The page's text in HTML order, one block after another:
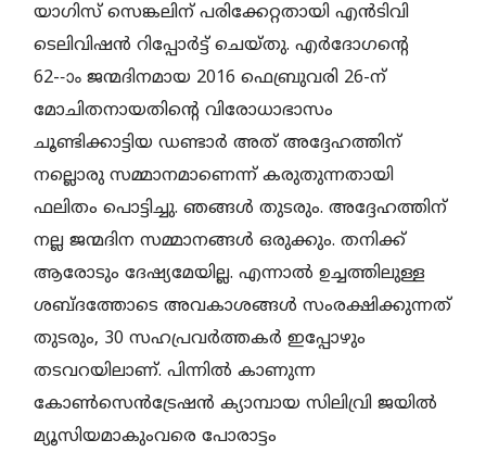
യാഗിസ് സെങ്കലിന് പരിക്കേറ്റതായി എൻടിവി
ടെലിവിഷൻ റിപ്പോർട്ട് ചെയ്തു. എർദോഗന്റെ
62-‐ാം ജന്മദിനമായ 2016 ഫെബ്രുവരി 26-ന്
മോചിതനായതിന്റെ വിരോധാഭാസം
ചൂണ്ടിക്കാട്ടിയ ഡണ്ടാർ അത് അദ്ദേഹത്തിന്
നല്ലൊരു സമ്മാനമാണെന്ന് കരുതുന്നതായി
ഫലിതം പൊട്ടിച്ചു. ഞങ്ങൾ തുടരും. അദ്ദേഹത്തിന്
നല്ല ജന്മദിന സമ്മാനങ്ങൾ ഒരുക്കും. തനിക്ക്
ആരോടും ദേഷ്യമേയില്ല. എന്നാൽ ഉച്ചത്തിലുള്ള
ശബ്ദത്തോടെ അവകാശങ്ങൾ സംരക്ഷിക്കുന്നത്
തുടരും, 30 സഹപ്രവർത്തകർ ഇപ്പോഴും
തടവറയിലാണ്‌. പിന്നിൽ കാണുന്ന
കോൺസെൻട്രേഷൻ ക്യാമ്പായ സിലിവ്രി ജയിൽ
മ്യൂസിയമാകുംവരെ പോരാട്ടം